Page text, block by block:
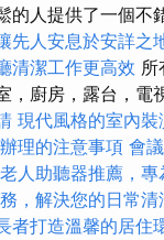
的人提供了一個不
先人安息於安詳之
清潔工作更高效 所
，廚房，露台，電
現代風格的室內
理的注意事項 會
老人助聽器推薦，
，解決您的日常清
者打造溫馨的居住